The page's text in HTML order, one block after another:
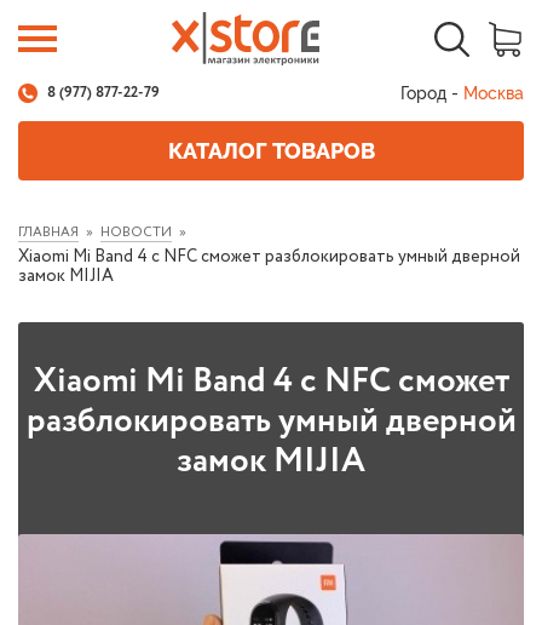
8 (977) 877-22-79 Город - Москва
КАТАЛОГ ТОВАРОВ
ГЛАВНАЯ НОВОСТИ
Xiaomi Mi Band 4 с NFC сможет разблокировать умный дверной
замок MIJIA
Xiaomi Mi Band 4 с NFC сможет
разблокировать умный дверной
замок MIJIA